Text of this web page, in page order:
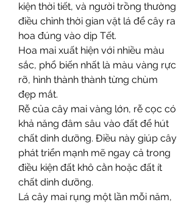
kiện thời tiết, và người trồng thường
điều chỉnh thời gian vặt lá để cây ra
hoa đúng vào dịp Tết.
Hoa mai xuất hiện với nhiều màu
sắc, phổ biến nhất là màu vàng rực
rỡ, hình thành thành từng chùm
đẹp mắt.
Rễ của cây mai vàng lớn, rễ cọc có
khả năng đâm sâu vào đất để hút
chất dinh dưỡng. Điều này giúp cây
phát triển mạnh mẽ ngay cả trong
điều kiện đất khô cằn hoặc đất ít
chất dinh dưỡng.
Lá cây mai rụng một lần mỗi năm,